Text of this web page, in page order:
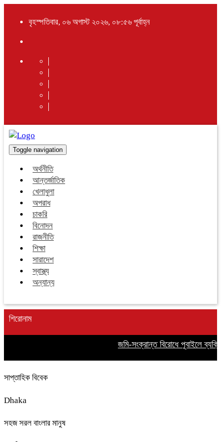
বৃহস্পতিবার, ০৬ অগাস্ট ২০২৬, ০৮:৫৬ পূর্বাহ্ন
Toggle navigation
অর্থনীতি
আন্তর্জাতিক
খেলাধুলা
অপরাধ
চাকরি
বিনোদন
রাজনীতি
শিক্ষা
সারাদেশ
স্বাস্থ্য
অন্যান্য
শিরোনাম
জমি-সংক্রান্ত বিরোধে পূবাইলে
সাপ্তাহিক বিবেক
Dhaka
সহজ সরল বাংলার মানুষ